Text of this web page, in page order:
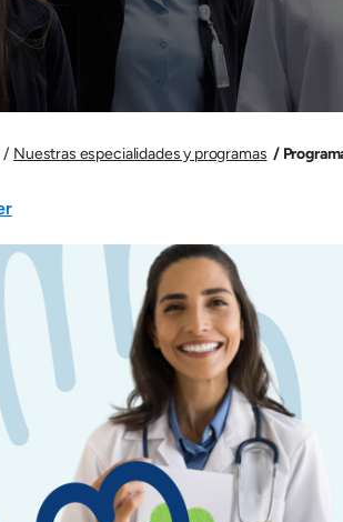
Nuestras especialidades y programas